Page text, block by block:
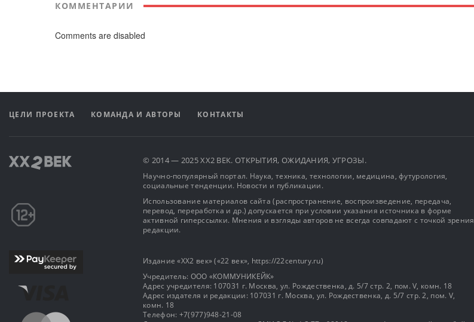
КОММЕНТАРИИ
Comments are disabled
ЦЕЛИ ПРОЕКТА КОМАНДА И АВТОРЫ КОНТАКТЫ
© 2014 — 2025 XX2 ВЕК. ОТКРЫТИЯ, ОЖИДАНИЯ, УГРОЗЫ.
Научно-популярный портал. Наука, техника, технологии, медицина, футурология,
социальные тенденции. Новости и публикации.
Использование материалов сайта (распространение, воспроизведение, передача,
перевод, переработка и др.) допускается при условии указания источника в форме
активной гиперссылки. Мнения и взгляды авторов не всегда совпадают с точкой зрения
редакции.
Издание «XX2 век» («22 век», https://22century.ru)
Учредитель: OOO «КОММУНИКЕЙК»
Адрес учредителя: 107031 г. Москва, ул. Рождественка, д. 5/7 стр. 2, пом. V, комн. 18
Адрес издателя и редакции: 107031 г. Москва, ул. Рождественка, д. 5/7 стр. 2, пом. V,
комн. 18
Телефон: +7(977)948-21-08